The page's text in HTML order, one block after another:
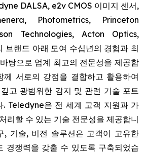
DALSA, e2v CMOS 이미지 센서,
Photometrics, Princeton
Technologies, Acton Optics,
랜드 아래 모여 수십년의 경험과 최
탕으로 업계 최고의 전문성을 제공합
께 서로의 강점을 결합하고 활용하여
고 광범위한 감지 및 관련 기술 포트
. Teledyne은 전 세계 고객 지원과 가
리할 수 있는 기술 전문성을 제공합니
, 기술, 비전 솔루션은 고객이 고유한
경쟁력을 갖출 수 있도록 구축되었습